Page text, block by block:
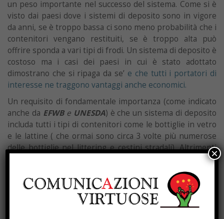
un peso importante nel successo del sistema. Come si è
visto dai paesi dove i sistemi di deposito sono in vigore
da anni, se è troppo bassa ci sono meno probabilità che i
contenitori vengano restituiti, se è troppo alta può
offrire sponda a vari tipi di frodi. Un sistema di deposito è
costoso ma i casi dei paesi in cui è stato adottato
dimostrano che si ripaga da se’ e che tutti i portatori di
interesse ne traggono vantaggi anche economici.
Un requisito di fondamentale importanza (come indicato
anche da EFWB e UNESDA) è che un sistema di deposito
includa tutti i tipi di contenitori come le bottiglie in vetro
e le lattine ( che ormai sono circa 3 volte più numerose
delle bottiglie nel littering e cestini stradali). Altrimenti
c’è il rischio concreto che i produttori di bevande
confezionino una parte dei loro prodotti su tipologie di
contenitori non coperte da un DRS, vedi, ad esempio, le
sulla paper bottle di Carlsberg
l’utilizzo di cartoni da parte di alcune marche di acqua in
×